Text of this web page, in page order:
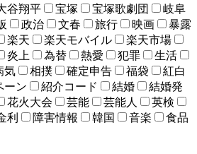
谷翔平 宝塚 宝塚歌劇団
岐阜
政治 文春 旅行 映画
暴露
楽天 楽天モバイル
楽天市場
炎上 為替 熱愛 犯罪
生活
気 相撲 確定申告 福袋
紅白
ーン 紹介コード 結婚
結婚発
花火大会 芸能 芸能人
英検
利 障害情報 韓国 音楽
食品